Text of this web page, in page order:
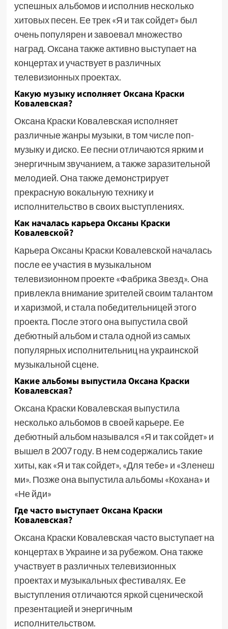
успешных альбомов и исполнив несколько
хитовых песен. Ее трек «Я и так сойдет» был
очень популярен и завоевал множество
наград. Оксана также активно выступает на
концертах и участвует в различных
телевизионных проектах.
Какую музыку исполняет Оксана Краски
Ковалевская?
Оксана Краски Ковалевская исполняет
различные жанры музыки, в том числе поп-
музыку и диско. Ее песни отличаются ярким и
энергичным звучанием, а также заразительной
мелодией. Она также демонстрирует
прекрасную вокальную технику и
исполнительство в своих выступлениях.
Как началась карьера Оксаны Краски
Ковалевской?
Карьера Оксаны Краски Ковалевской началась
после ее участия в музыкальном
телевизионном проекте «Фабрика Звезд». Она
привлекла внимание зрителей своим талантом
и харизмой, и стала победительницей этого
проекта. После этого она выпустила свой
дебютный альбом и стала одной из самых
популярных исполнительниц на украинской
музыкальной сцене.
Какие альбомы выпустила Оксана Краски
Ковалевская?
Оксана Краски Ковалевская выпустила
несколько альбомов в своей карьере. Ее
дебютный альбом назывался «Я и так сойдет» и
вышел в 2007 году. В нем содержались такие
хиты, как «Я и так сойдет», «Для тебе» и «Зленеш
ми». Позже она выпустила альбомы «Кохана» и
«Не йди»
Где часто выступает Оксана Краски
Ковалевская?
Оксана Краски Ковалевская часто выступает на
концертах в Украине и за рубежом. Она также
участвует в различных телевизионных
проектах и музыкальных фестивалях. Ее
выступления отличаются яркой сценической
презентацией и энергичным
исполнительством.